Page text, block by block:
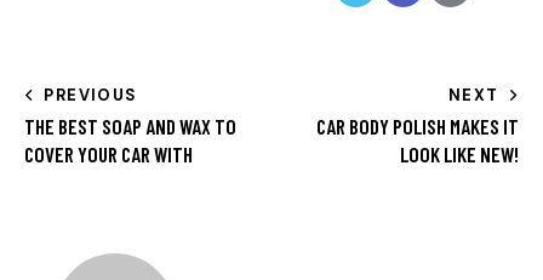
PREVIOUS
THE BEST SOAP AND WAX TO
COVER YOUR CAR WITH
NEXT
CAR BODY POLISH MAKES IT
LOOK LIKE NEW!